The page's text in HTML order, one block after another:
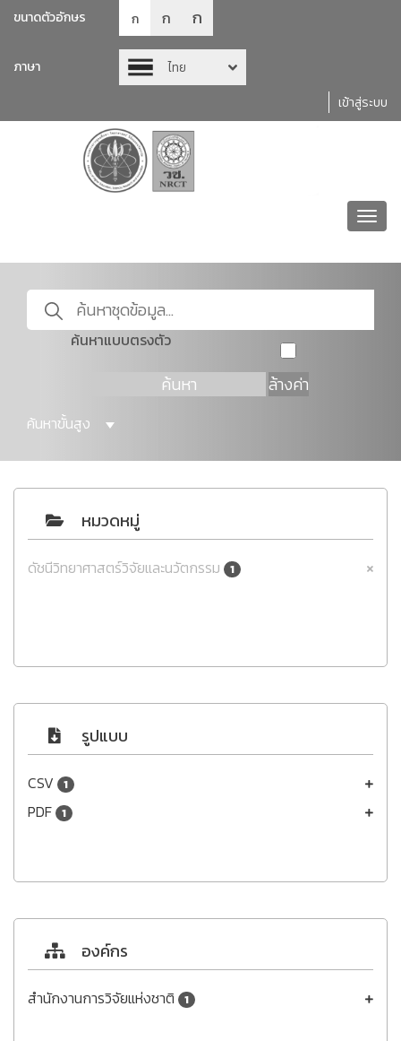
ขนาดตัวอักษร ก ก ก
ภาษา
ไทย
เข้าสู่ระบบ
ค้นหาแบบตรงตัว
ค้นหา ล้างค่า
ค้นหาขั้นสูง
หมวดหมู่
ดัชนีวิทยาศาสตร์วิจัยและนวัตกรรม 1
รูปแบบ
CSV 1
PDF 1
องค์กร
สำนักงานการวิจัยแห่งชาติ 1